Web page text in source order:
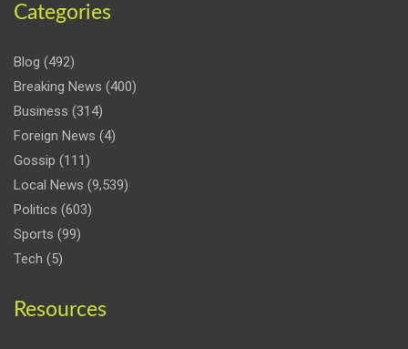
Categories
Blog (492)
Breaking News (400)
Business (314)
Foreign News (4)
Gossip (111)
Local News (9,539)
Politics (603)
Sports (99)
Tech (5)
Resources